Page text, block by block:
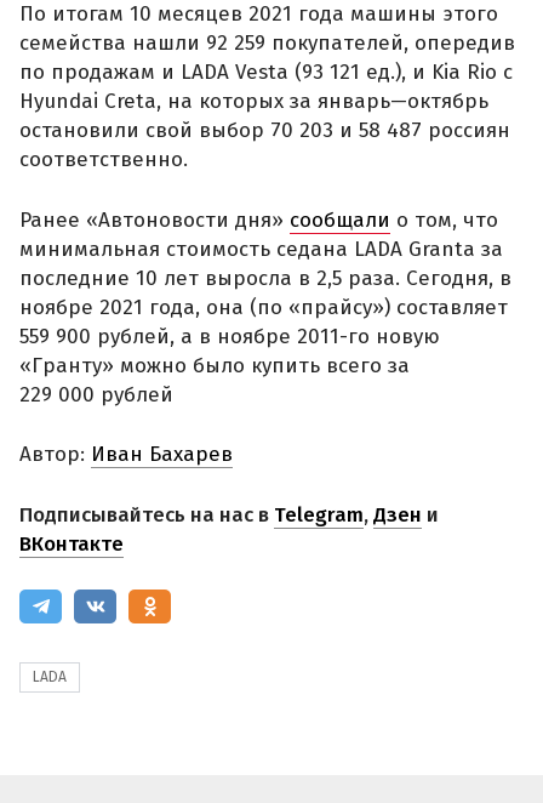
По итогам 10 месяцев 2021 года машины этого
семейства нашли 92 259 покупателей, опередив
по продажам и LADA Vesta (93 121 ед.), и Kia Rio с
Hyundai Creta, на которых за январь—октябрь
остановили свой выбор 70 203 и 58 487 россиян
соответственно.
Ранее «Автоновости дня» сообщали о том, что
минимальная стоимость седана LADA Granta за
последние 10 лет выросла в 2,5 раза. Сегодня, в
ноябре 2021 года, она (по «прайсу») составляет
559 900 рублей, а в ноябре 2011-го новую
«Гранту» можно было купить всего за
229 000 рублей
Автор: Иван Бахарев
Подписывайтесь на нас в Telegram,Дзен и
ВКонтакте
LADA